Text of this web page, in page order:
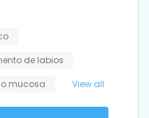
de labios
mucosa
View all